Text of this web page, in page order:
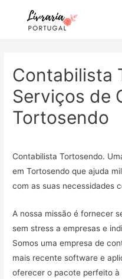
Contabilista
Serviços de
Tortosendo
Contabilista Tortosendo.
em Tortosendo que ajuda
com as suas necessidades
A nossa missão é fornecer
sem stress a empresas e
Somos uma empresa de
mais recente software e
oferecer o pacote perfeito à